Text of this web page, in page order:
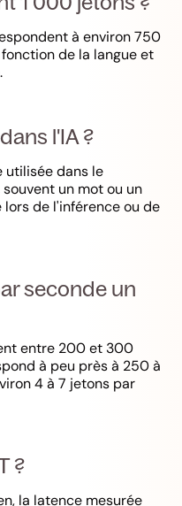
à environ 750
de la langue et
l'IA ?
utilisée dans le
un mot ou un
de l'inférence ou de
seconde un
entre 200 et 300
à peu près à 250 à
4 à 7 jetons par
?
la latence mesurée